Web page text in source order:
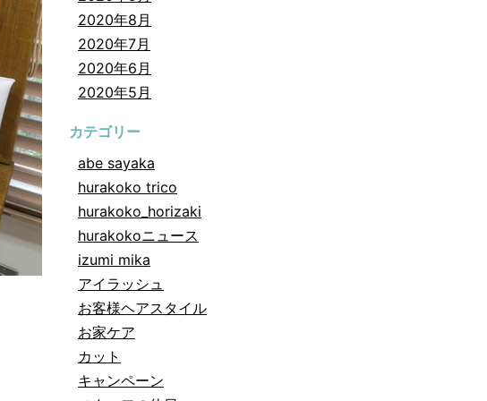
2020年8月
2020年7月
2020年6月
2020年5月
カテゴリー
abe sayaka
hurakoko trico
hurakoko_horizaki
hurakokoニュース
izumi mika
アイラッシュ
お客様ヘアスタイル
お家ケア
カット
キャンペーン